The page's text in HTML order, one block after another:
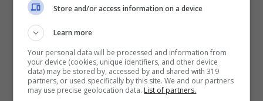
persone decidano di fermarsi e guardare ciò a
cui avete pensato.
Store and/or access information on a device
Learn more
Your personal data will be processed and information from
your device (cookies, unique identifiers, and other device
data) may be stored by, accessed by and shared with 319
partners, or used specifically by this site. We and our partners
may use precise geolocation data. List of partners.